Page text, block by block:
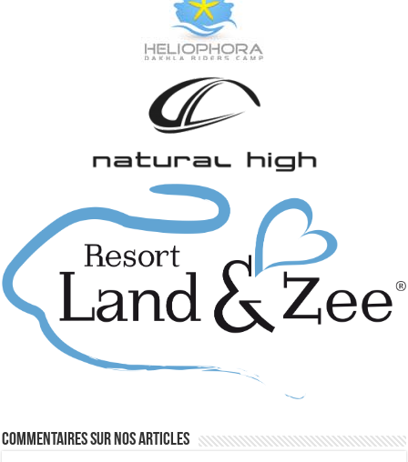
Commentaires sur nos articles